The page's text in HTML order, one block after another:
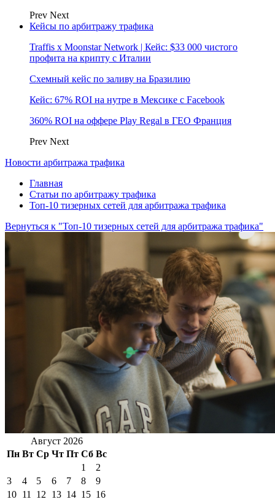
Prev Next
Кейсы по арбитражу трафика
Traffis x Moonstar Network | Кейс: $33 000 чистого
профита на крипту с Италии
Схемный кейс по заливу на Бразилию
Кейс: 67% ROI на нутре в Мексике с Facebook
360% ROI на оффере Play Regal в ГЕО Франция
Prev Next
Новости арбитража трафика
Главная
Статьи по арбитражу трафика
Топ-10 тизерных сетей для арбитража трафика
Вернуться к "Топ-10 тизерных сетей для арбитража трафика"
Август 2026
Пн Вт Ср Чт Пт Сб Вс
1
2
3
4 5 6 7 8
9
10 11 12 13 14 15 16